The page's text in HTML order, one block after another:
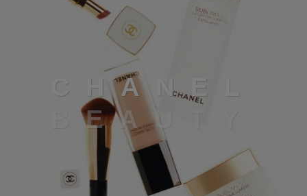
C HA N E
L
BEAU
Chanel beauty